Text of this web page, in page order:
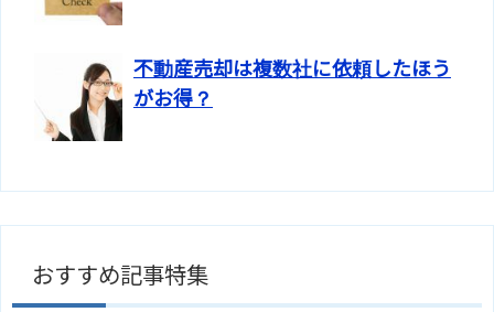
不動産売却は複数社に依頼したほう
がお得？
おすすめ記事特集